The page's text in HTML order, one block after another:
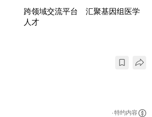
跨领域交流平台 汇聚基因组医学
人才
特约内容